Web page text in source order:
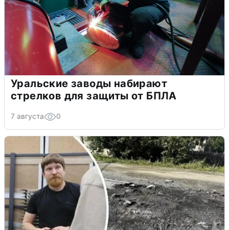
Уральские заводы набирают
стрелков для защиты от БПЛА
7 августа 0